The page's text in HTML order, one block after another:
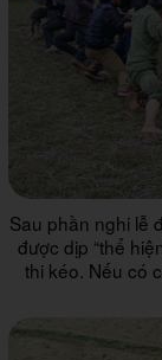
Sau phần nghi lễ
được dịp “thể
thi kéo. Nếu có